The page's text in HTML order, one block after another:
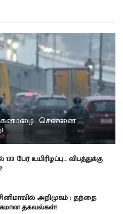
கனமழை… சென்னை
பேர் உயிரிழப்பு… விபத்துக்கு
அறிமுகம் ; தந்தை
தகவல்கள்!